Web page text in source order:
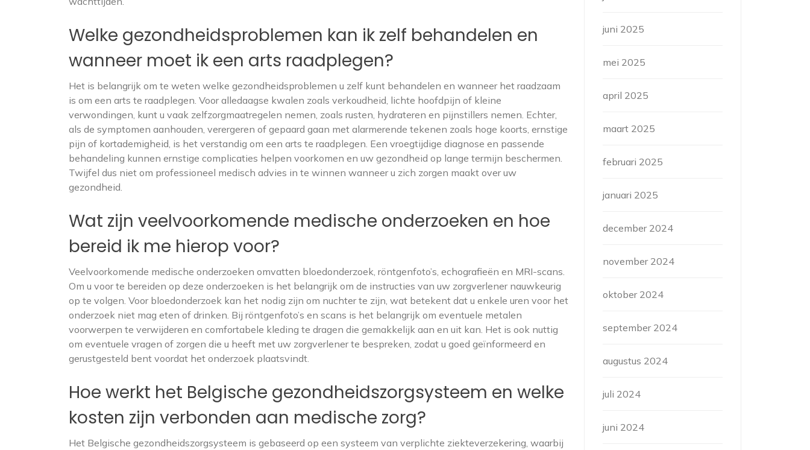
Welke gezondheidsproblemen kan ik zelf behandelen en
wanneer moet ik een arts raadplegen?
Het is belangrijk om te weten welke gezondheidsproblemen u zelf kunt behandelen en wanneer het raadzaam
is om een arts te raadplegen. Voor alledaagse kwalen zoals verkoudheid, lichte hoofdpijn of kleine
verwondingen, kunt u vaak zelfzorgmaatregelen nemen, zoals rusten, hydrateren en pijnstillers nemen. Echter,
als de symptomen aanhouden, verergeren of gepaard gaan met alarmerende tekenen zoals hoge koorts, ernstige
pijn of kortademigheid, is het verstandig om een arts te raadplegen. Een vroegtijdige diagnose en passende
behandeling kunnen ernstige complicaties helpen voorkomen en uw gezondheid op lange termijn beschermen.
Twijfel dus niet om professioneel medisch advies in te winnen wanneer u zich zorgen maakt over uw
gezondheid.
Wat zijn veelvoorkomende medische onderzoeken en hoe
bereid ik me hierop voor?
Veelvoorkomende medische onderzoeken omvatten bloedonderzoek, röntgenfoto’s, echografieën en MRI-scans.
Om u voor te bereiden op deze onderzoeken is het belangrijk om de instructies van uw zorgverlener nauwkeurig
op te volgen. Voor bloedonderzoek kan het nodig zijn om nuchter te zijn, wat betekent dat u enkele uren voor het
onderzoek niet mag eten of drinken. Bij röntgenfoto’s en scans is het belangrijk om eventuele metalen
voorwerpen te verwijderen en comfortabele kleding te dragen die gemakkelijk aan en uit kan. Het is ook nuttig
om eventuele vragen of zorgen die u heeft met uw zorgverlener te bespreken, zodat u goed geïnformeerd en
gerustgesteld bent voordat het onderzoek plaatsvindt.
Hoe werkt het Belgische gezondheidszorgsysteem en welke
kosten zijn verbonden aan medische zorg?
Het Belgische gezondheidszorgsysteem is gebaseerd op een systeem van verplichte ziekteverzekering, waarbij
juni 2025
mei 2025
april 2025
maart 2025
februari 2025
januari 2025
december 2024
november 2024
oktober 2024
september 2024
augustus 2024
juli 2024
juni 2024